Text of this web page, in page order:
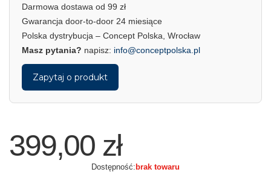
Darmowa dostawa od 99 zł
Gwarancja door-to-door 24 miesiące
Polska dystrybucja – Concept Polska, Wrocław
Masz pytania? napisz: info@conceptpolska.pl
Zapytaj o produkt
399,00 zł
Dostępność: brak towaru